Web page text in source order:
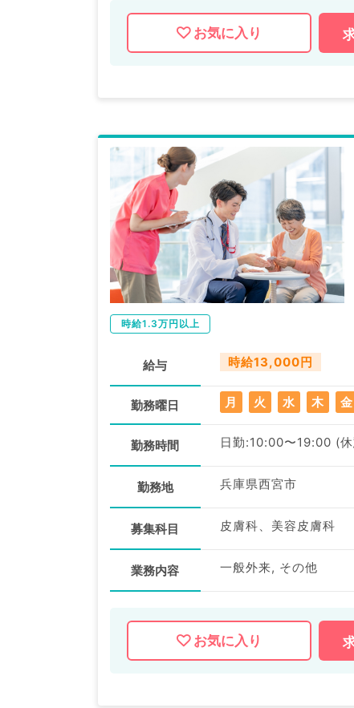
お気に入り
時給1.3万円以上
給与 時給13,000円
勤務曜日 月 火 水 木 金
勤務時間 日勤:10:00〜19:00 (
勤務地 兵庫県西宮市
募集科目 皮膚科、美容皮膚科
業務内容 一般外来, その他
お気に入り